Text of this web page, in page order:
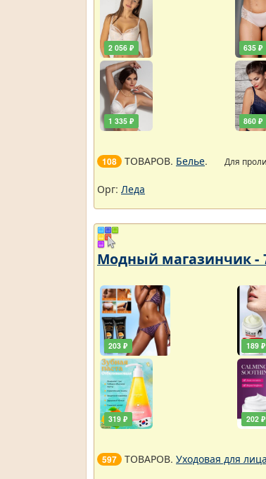
2 056 ₽
1 335 ₽
635 ₽
860 ₽
108 ТОВАРОВ. Белье. Для
Орг: Леда
Модный магазинчик -
203 ₽
319 ₽
189 ₽
202 ₽
597 ТОВАРОВ. Уходовая для лица